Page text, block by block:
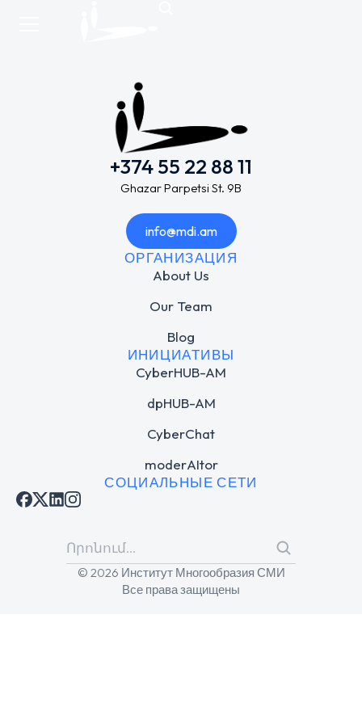
+374 55 22 88 11
Ghazar Parpetsi St. 9B
info@mdi.am
ОРГАНИЗАЦИЯ
About Us
Our Team
Blog
ИНИЦИАТИВЫ
CyberHUB-AM
dpHUB-AM
CyberChat
moderAItor
СОЦИАЛЬНЫЕ СЕТИ
© 2026 Институт Многообразия СМИ
Все права защищены